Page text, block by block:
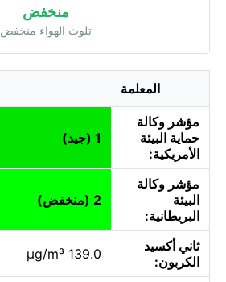
منخفض
تلوث الهواء منخفض
المعلمة
مؤشر وكالة
حماية البيئة
الأمريكية:
1 (جيد)
مؤشر وكالة
البيئة
البريطانية:
2 (منخفض)
ثاني أكسيد
الكربون:
139.0 µg/m³